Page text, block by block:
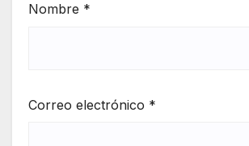
Nombre *
Correo electrónico *